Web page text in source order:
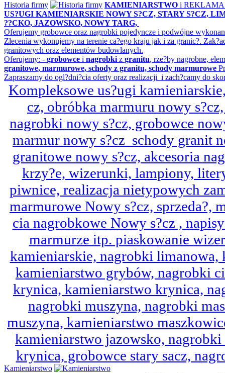
Historia firmy KAMIENIARSTWO i
US?UGI KAMIENIARSKIE NOWY S?CZ, STARY S?CZ,
??CKO, JAZOWSKO, NOWY TARG,
Oferujemy grobowce oraz nagrobki pojedyncze i podwójne
Zlecenia wykonujemy na terenie ca?ego kraju jak i za granic?.
granitowych oraz elementów budowlanych.
Oferujemy: - grobowce i nagrobki z granitu, rze?by nagrobne,
granitowe, marmurowe, schody z granitu, schody marmurowe
Zapraszamy do ogl?dni?cia oferty oraz realizacji i zach?camy do
Kompleksowe us?ugi
cz, obróbka marmuru nowy
nagrobki nowy s?cz, grobowce
marmur nowy s?cz schody granit
granitowe nowy s?cz, akcesoria
krzy?e, wizerunki, lampiony,
piwnice, realizacja nietypowych
marmurowe Nowy s?cz, sprzeda?,
cia nagrobkowe Nowy s?cz ,
marmurze itp. piaskowanie
kamieniarskie, nagrobki
kamieniarstwo grybów, nagrobki
krynica, kamieniarstwo krynica,
nagrobki muszyna, nagrobki
muszyna, kamieniarstwo
kamieniarstwo jazowsko,
krynica, grobowce stary sacz,
Kamieniarstwo